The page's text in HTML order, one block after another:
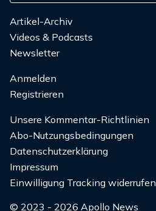
Artikel-Archiv
Videos & Podcasts
Newsletter
Anmelden
Registrieren
Unsere Kommentar-Richtlinien
Abo-Nutzungsbedingungen
Datenschutzerklärung
Impressum
Einwilligung Tracking widerrufen
© 2023 - 2026 Apollo News